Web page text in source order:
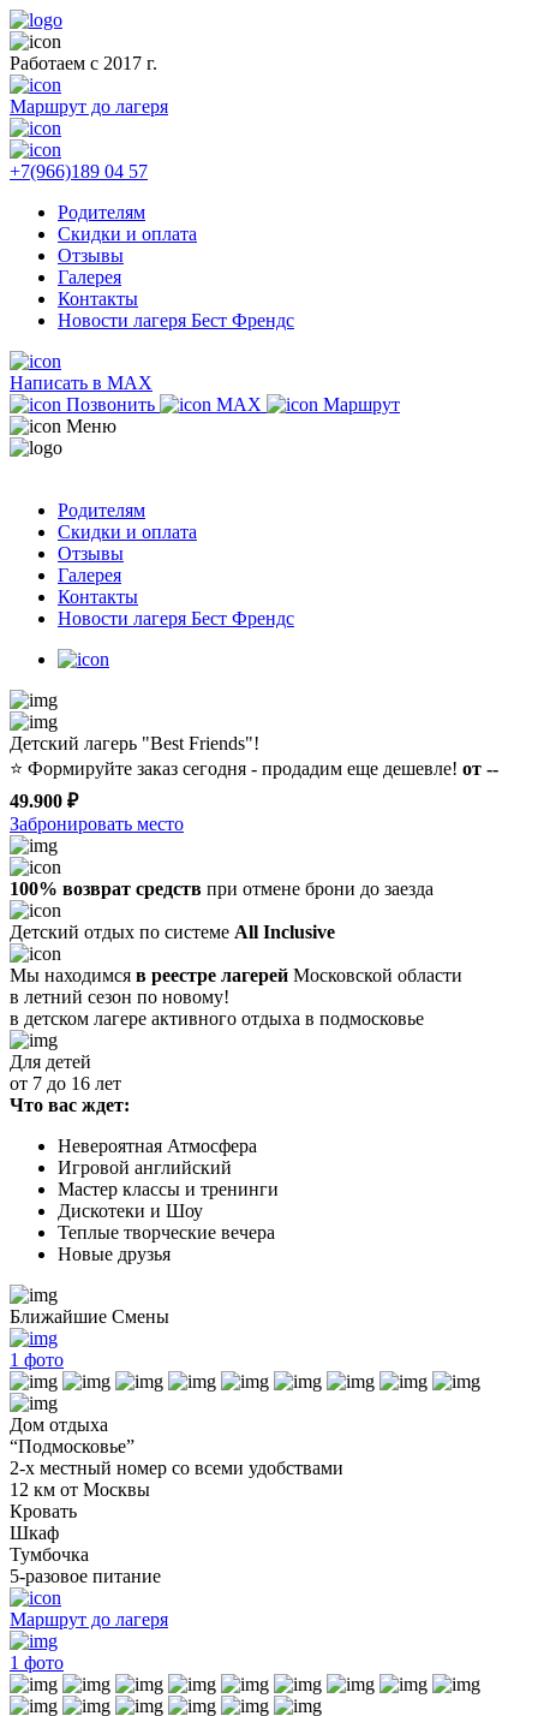
Работаем с 2017 г.
Маршрут до лагеря
+7(966)189 04 57
Родителям
Скидки и оплата
Отзывы
Галерея
Контакты
Новости лагеря Бест Френдс
Написать в MAX
Позвонить
MAX
Маршрут
Меню
Родителям
Скидки и оплата
Отзывы
Галерея
Контакты
Новости лагеря Бест Френдс
Детский лагерь "Best Friends"!
⭐️ Формируйте заказ сегодня - продадим еще дешевле! от --
49.900 ₽
Забронировать место
100% возврат средств при отмене брони до заезда
Детский отдых по системе All Inclusive
Мы находимся в реестре лагерей Московской области
в летний сезон по новому!
в детском лагере активного отдыха в подмосковье
Для детей
от 7 до 16 лет
Что вас ждет:
Невероятная Атмосфера
Игровой английский
Мастер классы и тренинги
Дискотеки и Шоу
Теплые творческие вечера
Новые друзья
Ближайшие Смены
1 фото
Дом отдыха
“Подмосковье”
2-х местный номер со всеми удобствами
12 км от Москвы
Кровать
Шкаф
Тумбочка
5-разовое питание
Маршрут до лагеря
1 фото